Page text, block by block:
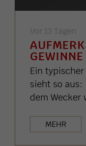
Vor 13 Tagen
Ein
sieht so aus:
dem Wecker
MEHR